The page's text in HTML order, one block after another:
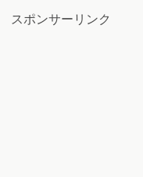
スポンサーリンク